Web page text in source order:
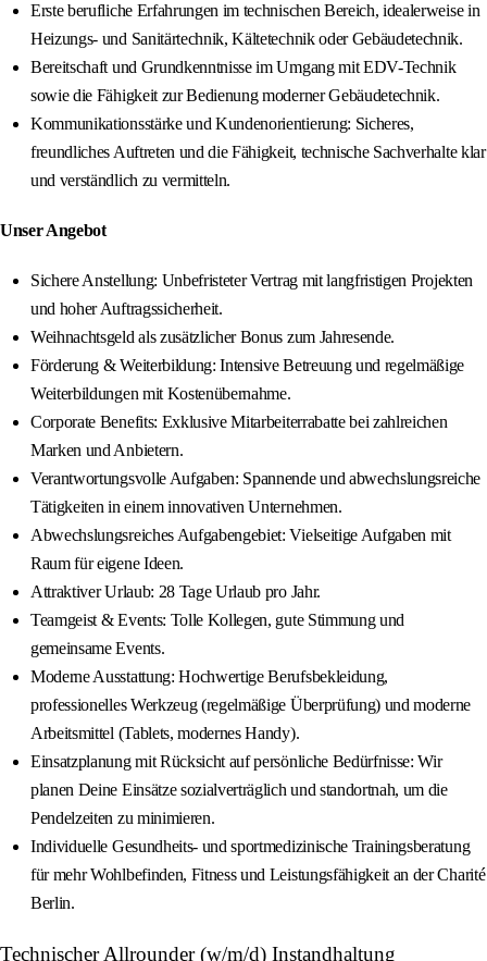
Erste berufliche Erfahrungen im technischen Bereich, idealerweise in
Heizungs- und Sanitärtechnik, Kältetechnik oder Gebäudetechnik.
Bereitschaft und Grundkenntnisse im Umgang mit EDV-Technik
sowie die Fähigkeit zur Bedienung moderner Gebäudetechnik.
Kommunikationsstärke und Kundenorientierung: Sicheres,
freundliches Auftreten und die Fähigkeit, technische Sachverhalte klar
und verständlich zu vermitteln.
Unser Angebot
Sichere Anstellung: Unbefristeter Vertrag mit langfristigen Projekten
und hoher Auftragssicherheit.
Weihnachtsgeld als zusätzlicher Bonus zum Jahresende.
Förderung & Weiterbildung: Intensive Betreuung und regelmäßige
Weiterbildungen mit Kostenübernahme.
Corporate Benefits: Exklusive Mitarbeiterrabatte bei zahlreichen
Marken und Anbietern.
Verantwortungsvolle Aufgaben: Spannende und abwechslungsreiche
Tätigkeiten in einem innovativen Unternehmen.
Abwechslungsreiches Aufgabengebiet: Vielseitige Aufgaben mit
Raum für eigene Ideen.
Attraktiver Urlaub: 28 Tage Urlaub pro Jahr.
Teamgeist & Events: Tolle Kollegen, gute Stimmung und
gemeinsame Events.
Moderne Ausstattung: Hochwertige Berufsbekleidung,
professionelles Werkzeug (regelmäßige Überprüfung) und moderne
Arbeitsmittel (Tablets, modernes Handy).
Einsatzplanung mit Rücksicht auf persönliche Bedürfnisse: Wir
planen Deine Einsätze sozialverträglich und standortnah, um die
Pendelzeiten zu minimieren.
Individuelle Gesundheits- und sportmedizinische Trainingsberatung
für mehr Wohlbefinden, Fitness und Leistungsfähigkeit an der Charité
Berlin.
Technischer Allrounder (w/m/d) Instandhaltung